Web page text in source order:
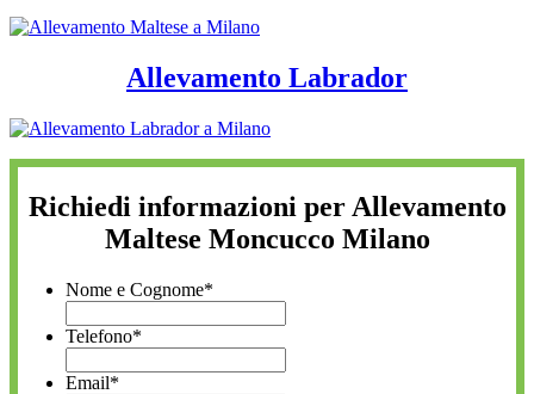
Allevamento Labrador
Richiedi informazioni per Allevamento
Maltese Moncucco Milano
Nome e Cognome*
Telefono*
Email*